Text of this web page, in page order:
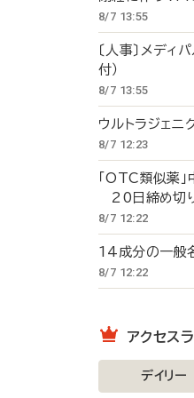
8/7 13:55
〔人事〕メディ
付）
8/7 13:55
ウルトラジェ
8/7 12:23
「OTC類似薬
20日締め切
8/7 12:22
14成分の一
8/7 12:22
アクセス
デイリー